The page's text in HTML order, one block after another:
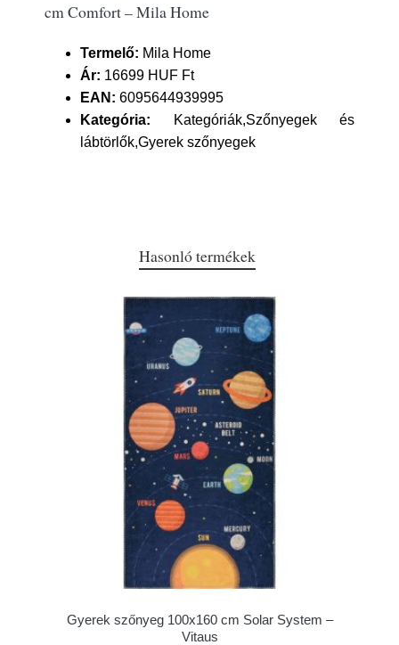
cm Comfort – Mila Home
Termelő: Mila Home
Ár: 16699 HUF Ft
EAN: 6095644939995
Kategória: Kategóriák,Szőnyegek és
lábtörlők,Gyerek szőnyegek
Hasonló termékek
Gyerek szőnyeg 100x160 cm Solar System –
Vitaus